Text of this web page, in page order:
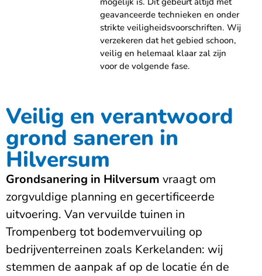
geavanceerde technieken en onder
strikte veiligheidsvoorschriften. Wij
verzekeren dat het gebied schoon,
veilig en helemaal klaar zal zijn
voor de volgende fase.
Veilig en verantwoord
grond saneren in
Hilversum
Grondsanering in Hilversum vraagt om
zorgvuldige planning en gecertificeerde
uitvoering. Van vervuilde tuinen in
Trompenberg tot bodemvervuiling op
bedrijventerreinen zoals Kerkelanden: wij
stemmen de aanpak af op de locatie én de